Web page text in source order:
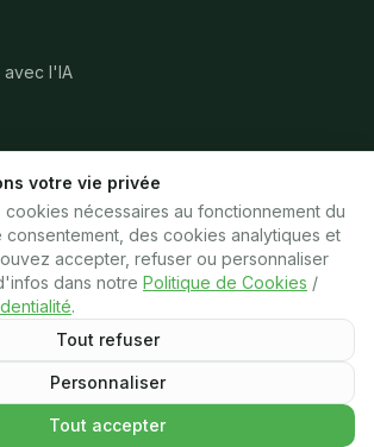
avec l'IA
Tous droits réservés.
votre vie privée
cookies nécessaires au fonctionnement du
des cookies analytiques et
accepter, refuser ou personnaliser
dans notre Politique de Cookies /
.
Tout refuser
Personnaliser
Tout accepter